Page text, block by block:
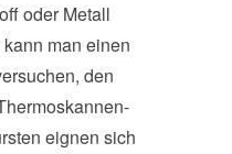
oder Metall
man einen
den
eignen sich